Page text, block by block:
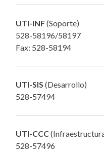
UTI-INF(Soporte)
528-58196/58197
Fax: 528-58194
UTI-SIS (Desarrollo)
528-57494
UTI-CCC
528-57496